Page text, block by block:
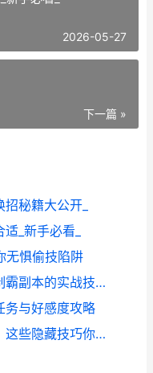
2026-05-27
下一篇 »
秘籍大公开_
_新手必看_
无惧偷技陷阱
逆水寒恶霸玄机全攻略：轻松制霸副本的实战技巧
务与好感度攻略
逆水寒富绅世家快速变强指南：这些隐藏技巧你绝对不知道